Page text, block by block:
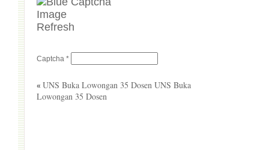
Refresh
Captcha *
« UNS Buka Lowongan 35 Dosen UNS Buka
Lowongan 35 Dosen